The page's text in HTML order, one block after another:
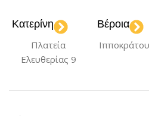
Κατερίνη
Πλατεία
Ελευθερίας 9
Βέροια